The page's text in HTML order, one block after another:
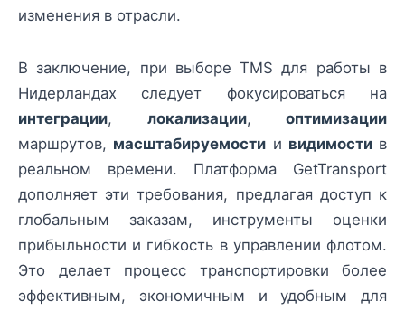
изменения в отрасли.
В заключение, при выборе TMS для работы в
Нидерландах следует фокусироваться на
интеграции, локализации, оптимизации
маршрутов, масштабируемости и видимостив
реальном времени. Платформа GetTransport
дополняет эти требования, предлагая доступ к
глобальным заказам, инструменты оценки
прибыльности и гибкость в управлении флотом.
Это делает процесс транспортировки более
эффективным, экономичным и удобным для